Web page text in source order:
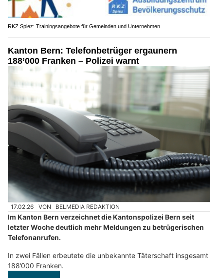
RKZ Spiez: Trainingsangebote für Gemeinden und Unternehmen
Kanton Bern: Telefonbetrüger ergaunern
188’000 Franken – Polizei warnt
17.02.26 VON BELMEDIA REDAKTION
Im Kanton Bern verzeichnet die Kantonspolizei Bern seit
letzter Woche deutlich mehr Meldungen zu betrügerischen
Telefonanrufen.
In zwei Fällen erbeutete die unbekannte Täterschaft insgesamt
188’000 Franken.